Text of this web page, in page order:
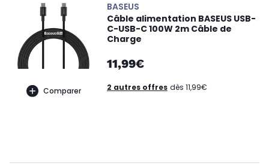
Comparer
BASEUS
Câble alimentation BASEUS USB-
C-USB-C 100W 2m Câble de
Charge
11,99€
2 autres offres dès 11,99€